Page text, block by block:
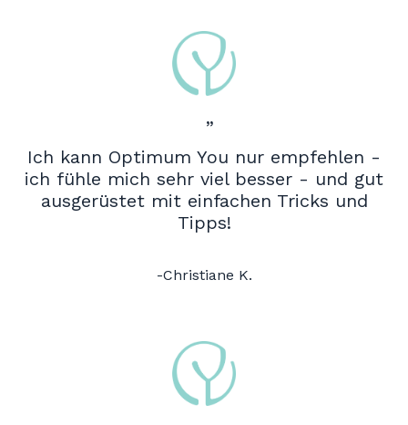
”
Ich kann Optimum You nur empfehlen -
ich fühle mich sehr viel besser - und gut
ausgerüstet mit einfachen Tricks und
Tipps!
-Christiane K.